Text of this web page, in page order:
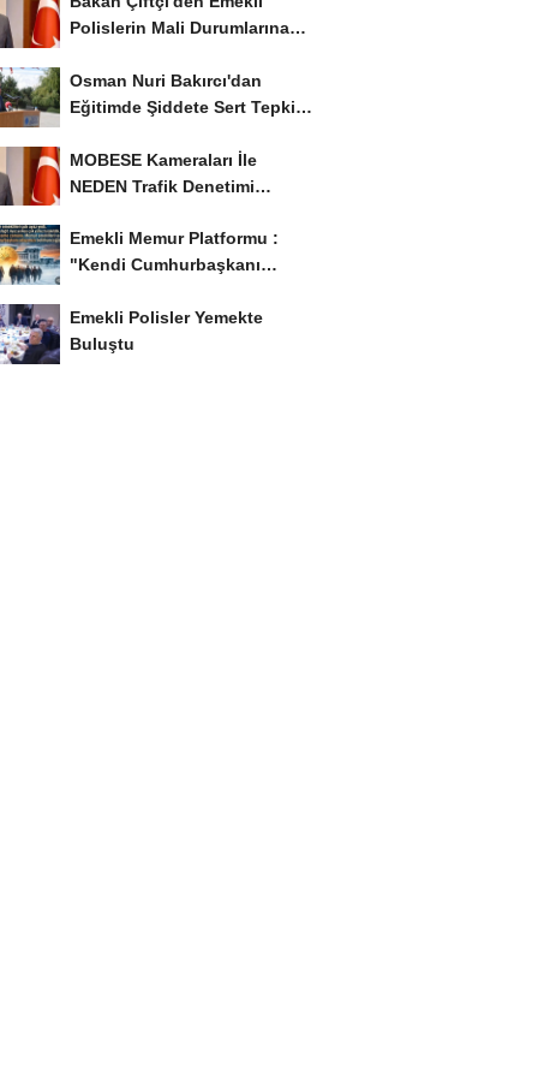
Polislerin Mali Durumlarına
Osman Nuri Bakırcı'dan
Eğitimde Şiddete Sert Tepki:
MOBESE Kameraları İle
NEDEN Trafik Denetimi
Emekli Memur Platformu :
"Kendi Cumhurbaşkanı
Emekli Polisler Yemekte
Buluştu